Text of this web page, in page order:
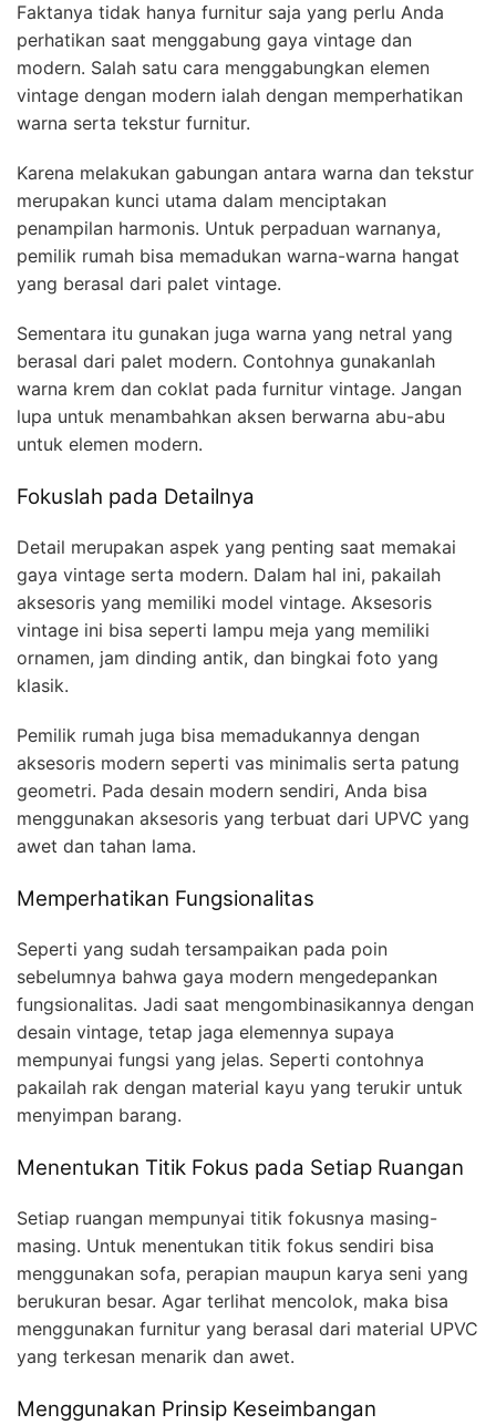
Faktanya tidak hanya furnitur saja yang perlu Anda
perhatikan saat menggabung gaya vintage dan
modern. Salah satu cara menggabungkan elemen
vintage dengan modern ialah dengan memperhatikan
warna serta tekstur furnitur.
Karena melakukan gabungan antara warna dan tekstur
merupakan kunci utama dalam menciptakan
penampilan harmonis. Untuk perpaduan warnanya,
pemilik rumah bisa memadukan warna-warna hangat
yang berasal dari palet vintage.
Sementara itu gunakan juga warna yang netral yang
berasal dari palet modern. Contohnya gunakanlah
warna krem dan coklat pada furnitur vintage. Jangan
lupa untuk menambahkan aksen berwarna abu-abu
untuk elemen modern.
Fokuslah pada Detailnya
Detail merupakan aspek yang penting saat memakai
gaya vintage serta modern. Dalam hal ini, pakailah
aksesoris yang memiliki model vintage. Aksesoris
vintage ini bisa seperti lampu meja yang memiliki
ornamen, jam dinding antik, dan bingkai foto yang
klasik.
Pemilik rumah juga bisa memadukannya dengan
aksesoris modern seperti vas minimalis serta patung
geometri. Pada desain modern sendiri, Anda bisa
menggunakan aksesoris yang terbuat dari UPVC yang
awet dan tahan lama.
Memperhatikan Fungsionalitas
Seperti yang sudah tersampaikan pada poin
sebelumnya bahwa gaya modern mengedepankan
fungsionalitas. Jadi saat mengombinasikannya dengan
desain vintage, tetap jaga elemennya supaya
mempunyai fungsi yang jelas. Seperti contohnya
pakailah rak dengan material kayu yang terukir untuk
menyimpan barang.
Menentukan Titik Fokus pada Setiap Ruangan
Setiap ruangan mempunyai titik fokusnya masing-
masing. Untuk menentukan titik fokus sendiri bisa
menggunakan sofa, perapian maupun karya seni yang
berukuran besar. Agar terlihat mencolok, maka bisa
menggunakan furnitur yang berasal dari material UPVC
yang terkesan menarik dan awet.
Menggunakan Prinsip Keseimbangan